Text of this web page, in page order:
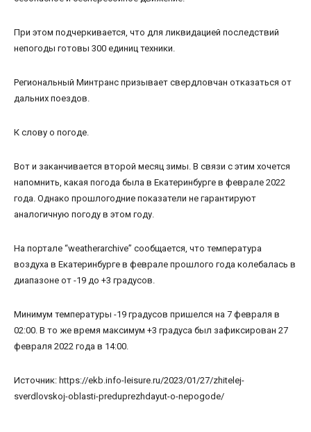
При этом подчеркивается, что для ликвидацией последствий
непогоды готовы 300 единиц техники.
Региональный Минтранс призывает свердловчан отказаться от
дальних поездов.
К слову о погоде.
Вот и заканчивается второй месяц зимы. В связи с этим хочется
напомнить, какая погода была в Екатеринбурге в феврале 2022
года. Однако прошлогодние показатели не гарантируют
аналогичную погоду в этом году.
На портале “weatherarchive” сообщается, что температура
воздуха в Екатеринбурге в феврале прошлого года колебалась в
диапазоне от -19 до +3 градусов.
Минимум температуры -19 градусов пришелся на 7 февраля в
02:00. В то же время максимум +3 градуса был зафиксирован 27
февраля 2022 года в 14:00.
Источник: https://ekb.info-leisure.ru/2023/01/27/zhitelej-
sverdlovskoj-oblasti-preduprezhdayut-o-nepogode/